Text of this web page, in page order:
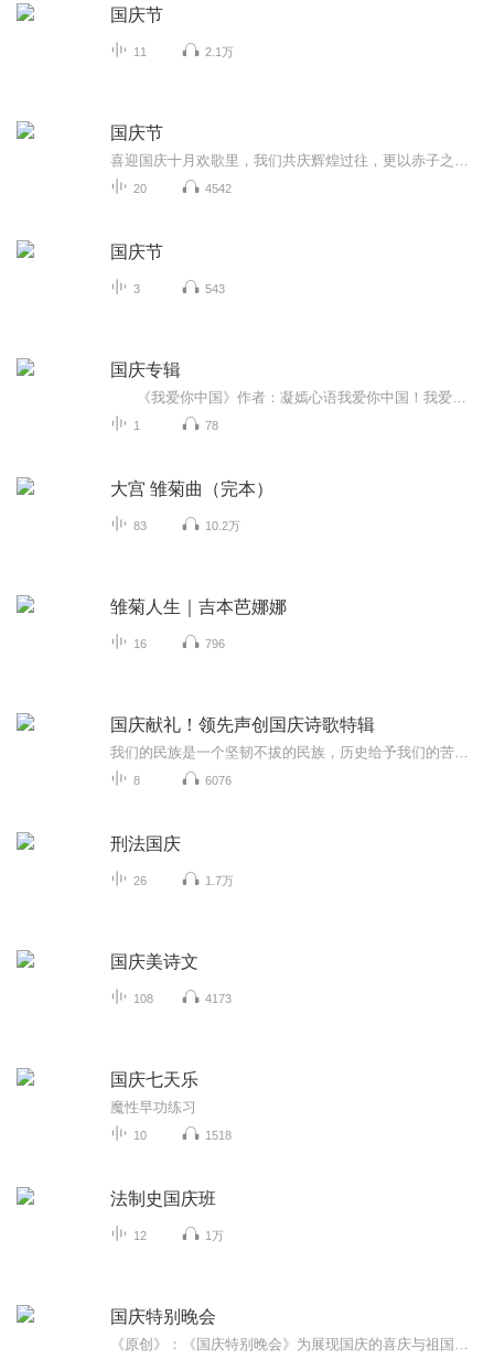
国庆节
11 2.1万
国庆节
20 4542
国庆节
3 543
国庆专辑
1 78
大宫 雏菊曲（完本）
83 10.2万
雏菊人生｜吉本芭娜娜
16 796
国庆献礼！领先声创国庆诗歌特辑
8 6076
刑法国庆
26 1.7万
国庆美诗文
108 4173
国庆七天乐
魔性早功练习
10 1518
法制史国庆班
12 1万
国庆特别晚会